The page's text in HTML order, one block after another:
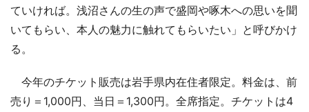
ていければ。浅沼さんの生の声で盛岡や啄木への思いを聞
いてもらい、本人の魅力に触れてもらいたい」と呼びかけ
る。
今年のチケット販売は岩手県内在住者限定。料金は、前
売り＝1,000円、当日＝1,300円。全席指定。チケットは4